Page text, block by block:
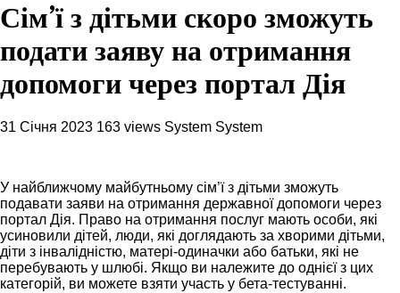
Сім’ї з дітьми скоро зможуть
подати заяву на отримання
допомоги через портал Дія
31 Січня 2023 163 views System System
У найближчому майбутньому сім’ї з дітьми зможуть
подавати заяви на отримання державної допомоги через
портал Дія. Право на отримання послуг мають особи, які
усиновили дітей, люди, які доглядають за хворими дітьми,
діти з інвалідністю, матері-одиначки або батьки, які не
перебувають у шлюбі. Якщо ви належите до однієї з цих
категорій, ви можете взяти участь у бета-тестуванні.